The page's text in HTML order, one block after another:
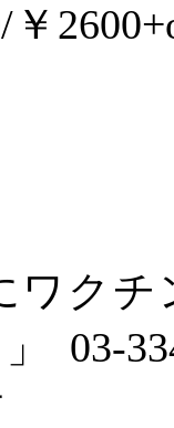
￥
ワクチ
03-